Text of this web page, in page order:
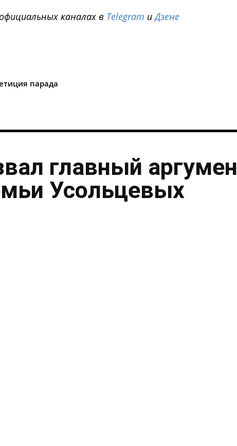
каналах в Telegram иДзене
парада
главный
Усольцевых